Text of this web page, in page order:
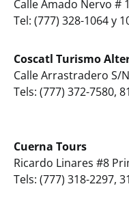
Calle Amado Nervo #
Tel: (777) 328-1064 y
Coscatl Turismo
Calle Arrastradero S/N
Tels: (777) 372-7580,
Cuerna Tours
Ricardo Linares #8
Tels: (777) 318-2297,